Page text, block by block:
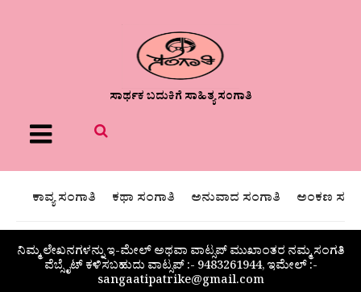
ಸಾರ್ಥಕ ಬದುಕಿಗೆ ಸಾಹಿತ್ಯ ಸಂಗಾತಿ
Menu
ಕಾವ್ಯ ಸಂಗಾತಿ ಕಥಾ ಸಂಗಾತಿ ಅನುವಾದ ಸಂಗಾತಿ ಅಂಕಣ
ನಿಮ್ಮ ಲೇಖನಗಳನ್ನು ಇ-ಮೇಲ್ ಅಥವಾ ವಾಟ್ಸಪ್ ಮುಖಾಂತರ ನಮ್ಮ ಸಂಗತಿ
ವೆಬ್ಸೈಟ್ ಕಳಿಸಬಹುದು ವಾಟ್ಸಪ್‌ :- 9483261944, ಇಮೇಲ್ :-
sangaatipatrike@gmail.com